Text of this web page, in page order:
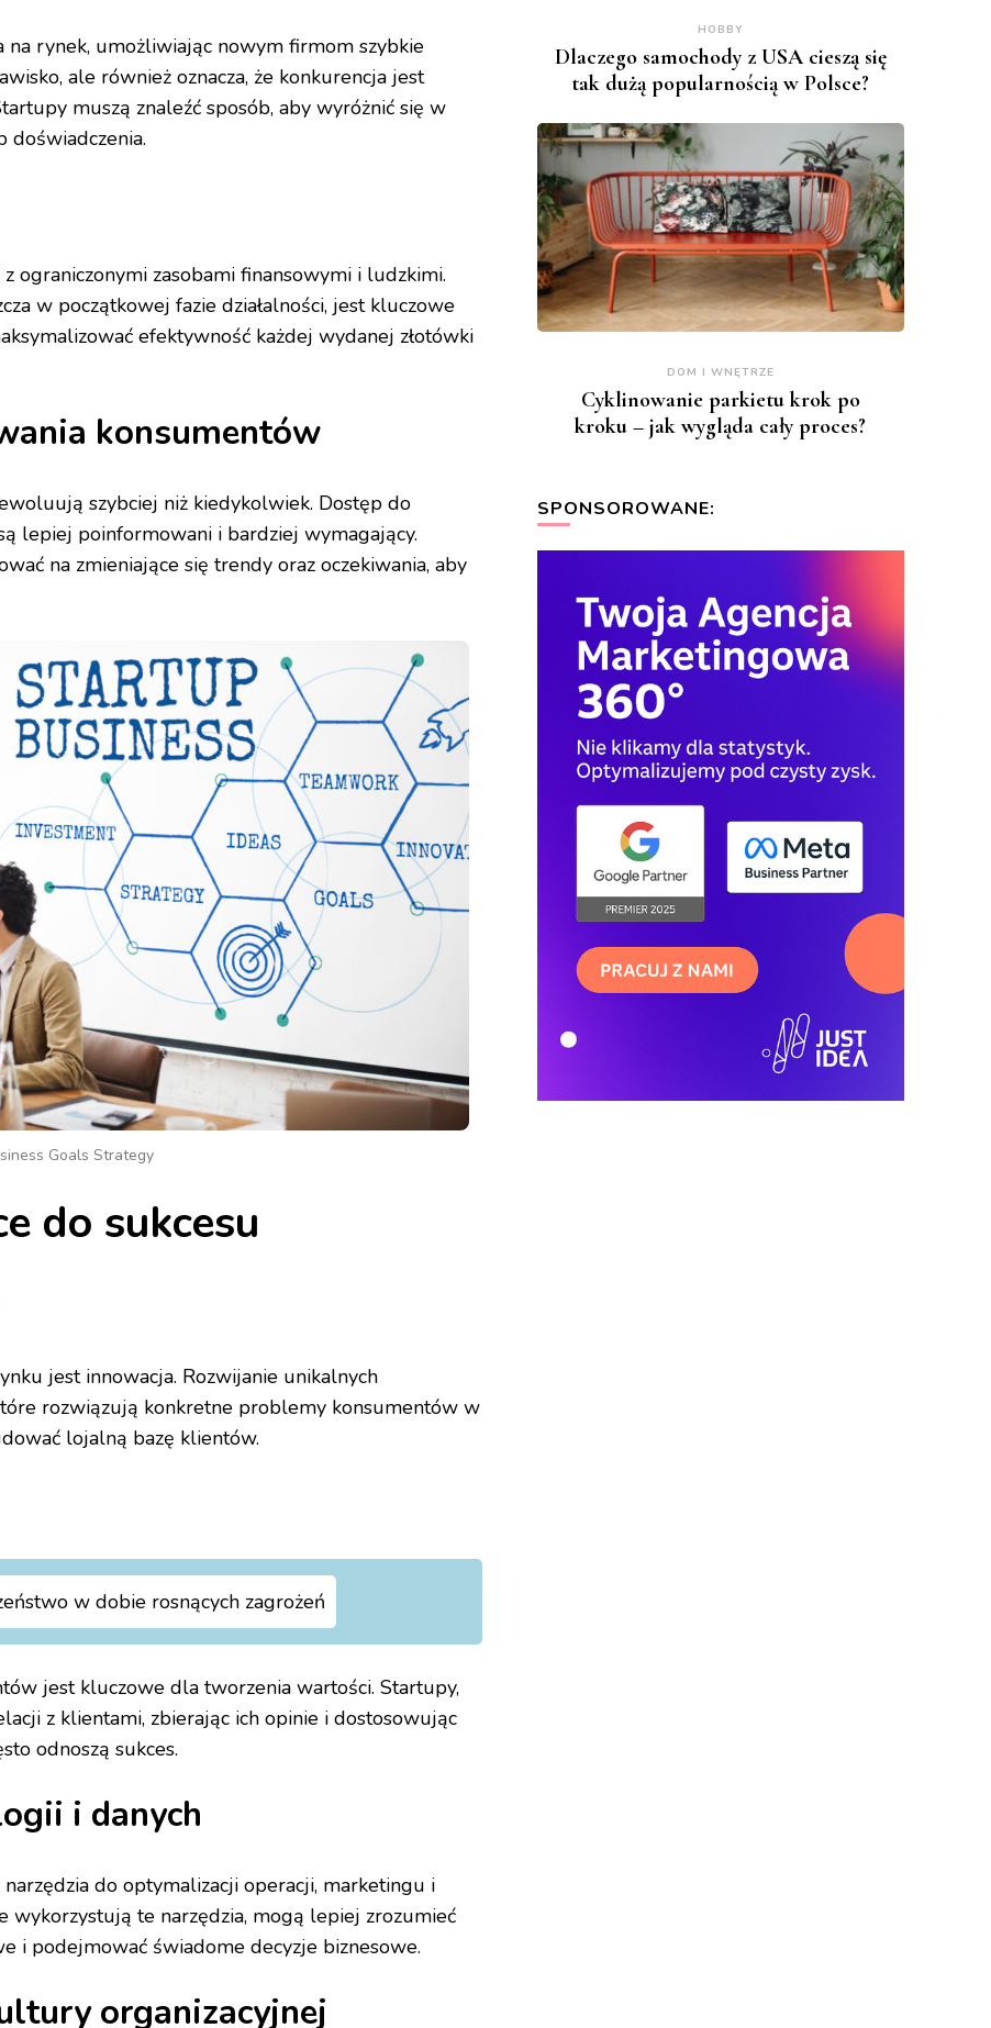
na rynek, umożliwiając nowym firmom szybkie
ale również oznacza, że konkurencja jest
muszą znaleźć sposób, aby wyróżnić się w
doświadczenia.
ograniczonymi zasobami finansowymi i ludzkimi.
w początkowej fazie działalności, jest kluczowe
efektywność każdej wydanej złotówki
konsumentów
szybciej niż kiedykolwiek. Dostęp do
lepiej poinformowani i bardziej wymagający.
na zmieniające się trendy oraz oczekiwania, aby
Goals Strategy
do sukcesu
jest innowacja. Rozwijanie unikalnych
rozwiązują konkretne problemy konsumentów w
lojalną bazę klientów.
w dobie rosnących zagrożeń
jest kluczowe dla tworzenia wartości. Startupy,
z klientami, zbierając ich opinie i dostosowując
odnoszą sukces.
i danych
do optymalizacji operacji, marketingu i
wykorzystują te narzędzia, mogą lepiej zrozumieć
i podejmować świadome decyzje biznesowe.
organizacyjnej
HOBBY
Dlaczego samochody z USA cieszą się
tak dużą popularnością w Polsce?
DOM I WNĘTRZE
Cyklinowanie parkietu krok po
kroku – jak wygląda cały proces?
SPONSOROWANE: